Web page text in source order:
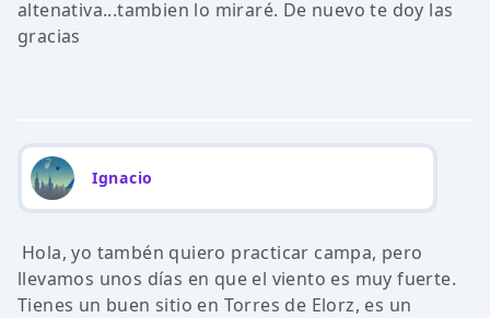
altenativa...tambien lo miraré. De nuevo te doy las
gracias
Ignacio
Hola, yo tambén quiero practicar campa, pero
llevamos unos días en que el viento es muy fuerte.
Tienes un buen sitio en Torres de Elorz, es un